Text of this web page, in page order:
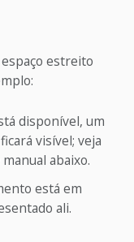
estreito
disponível, um
ficará visível; veja
abaixo.
está em
ali.